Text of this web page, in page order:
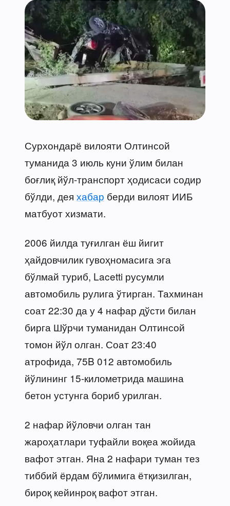
Сурхондарё вилояти Олтинсой
туманида 3 июль куни ўлим билан
боғлиқ йўл-транспорт ҳодисаси содир
бўлди, дея хабар берди вилоят ИИБ
матбуот хизмати.
2006 йилда туғилган ёш йигит
ҳайдовчилик гувоҳномасига эга
бўлмай туриб, Lacetti русумли
автомобиль рулига ўтирган. Тахминан
соат 22:30 да у 4 нафар дўсти билан
бирга Шўрчи туманидан Олтинсой
томон йўл олган. Соат 23:40
атрофида, 75B 012 автомобиль
йўлининг 15-километрида машина
бетон устунга бориб урилган.
2 нафар йўловчи олган тан
жароҳатлари туфайли воқеа жойида
вафот этган. Яна 2 нафари туман тез
тиббий ёрдам бўлимига ётқизилган,
бироқ кейинроқ вафот этган.